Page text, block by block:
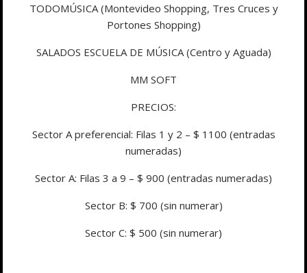
TODOMÚSICA (Montevideo Shopping, Tres Cruces y
Portones Shopping)
SALADOS ESCUELA DE MÚSICA (Centro y Aguada)
MM SOFT
PRECIOS:
Sector A preferencial: Filas 1 y 2 – $ 1100 (entradas
numeradas)
Sector A: Filas 3 a 9 – $ 900 (entradas numeradas)
Sector B: $ 700 (sin numerar)
Sector C: $ 500 (sin numerar)